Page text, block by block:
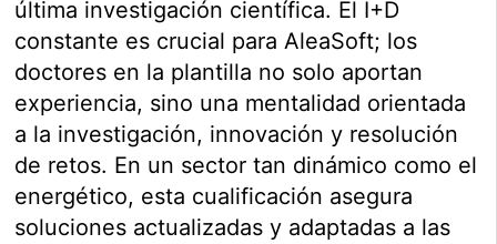
última investigación científica. El I+D
constante es crucial para AleaSoft; los
doctores en la plantilla no solo aportan
experiencia, sino una mentalidad orientada
a la investigación, innovación y resolución
de retos. En un sector tan dinámico como el
energético, esta cualificación asegura
soluciones actualizadas y adaptadas a las